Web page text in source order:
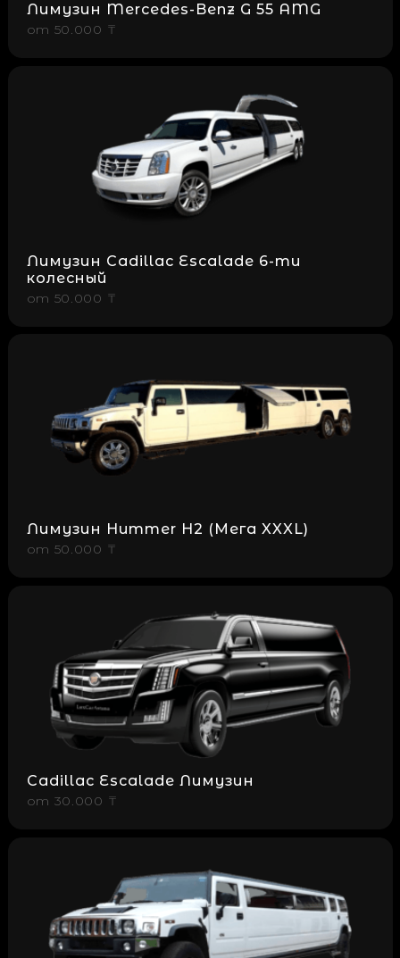
Лимузин Mercedes-Benz G 55 AMG
от 50.000 ₸
Лимузин Cadillac Escalade 6-ти
колесный
от 50.000 ₸
Лимузин Hummer H2 (Мега XXXL)
от 50.000 ₸
Cadillac Escalade Лимузин
от 30.000 ₸